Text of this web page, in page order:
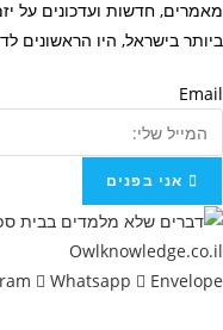
מאמרים, חדשות ועדכונים על
ביותר בישראל, היו הראשונים
Email
אני בפנים
Whatsapp Envelope